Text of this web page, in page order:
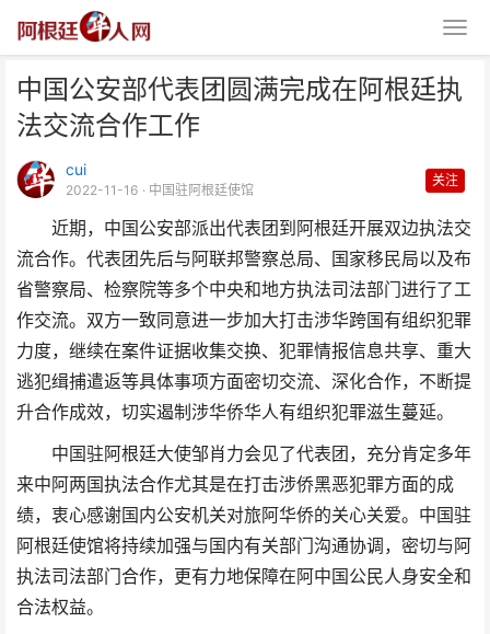
中国公安部代表团圆满完成在阿根廷执
法交流合作工作
cui
2022-11-16 · 中国驻阿根廷使馆
关注
近期，中国公安部派出代表团到阿根廷开展双边执法交
流合作。代表团先后与阿联邦警察总局、国家移民局以及布
省警察局、检察院等多个中央和地方执法司法部门进行了工
作交流。双方一致同意进一步加大打击涉华跨国有组织犯罪
力度，继续在案件证据收集交换、犯罪情报信息共享、重大
逃犯缉捕遣返等具体事项方面密切交流、深化合作，不断提
升合作成效，切实遏制涉华侨华人有组织犯罪滋生蔓延。
中国驻阿根廷大使邹肖力会见了代表团，充分肯定多年
来中阿两国执法合作尤其是在打击涉侨黑恶犯罪方面的成
绩，衷心感谢国内公安机关对旅阿华侨的关心关爱。中国驻
阿根廷使馆将持续加强与国内有关部门沟通协调，密切与阿
执法司法部门合作，更有力地保障在阿中国公民人身安全和
合法权益。
中国公安部代表团圆满完成在阿根
廷执法交流合作工作